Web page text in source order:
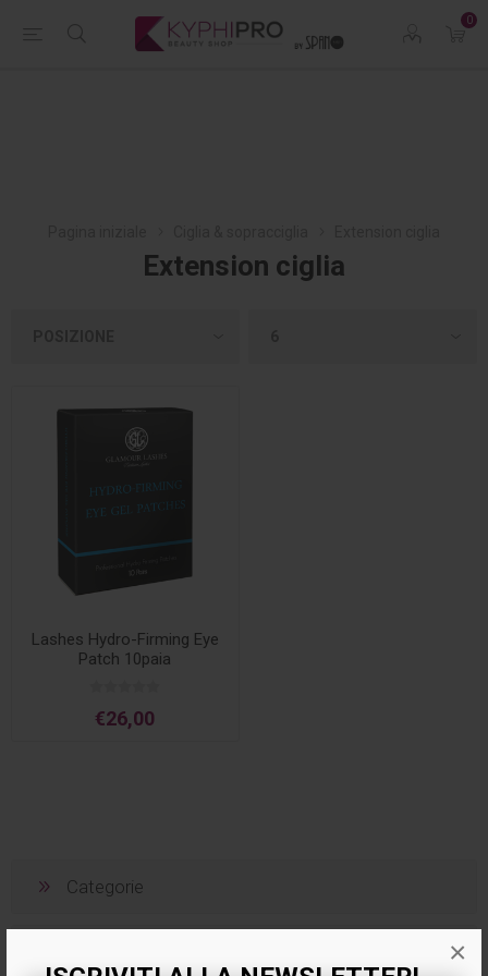
×
0
Extension ciglia
Lashes Hydro-Firming Eye
Patch 10paia
€26,00
Categorie